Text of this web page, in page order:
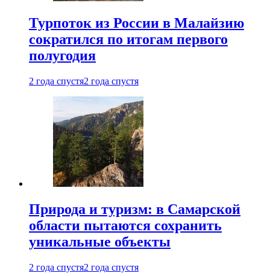
Турпоток из России в Малайзию
сократился по итогам первого
полугодия
2 года спустя2 года спустя
Природа и туризм: в Самарской
области пытаются сохранить
уникальные объекты
2 года спустя2 года спустя